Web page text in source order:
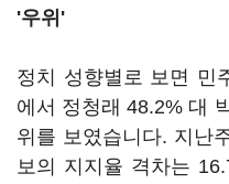
'우위'
정치 성향별로 보면 민
에서 정청래 48.2% 대
위를 보였습니다. 지난
보의 지지율 격차는